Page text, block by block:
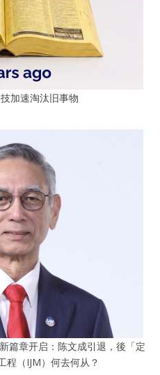
加速淘汰旧事物
篇章开启：陈文成引退，後「定
程（IJM）何去何从？